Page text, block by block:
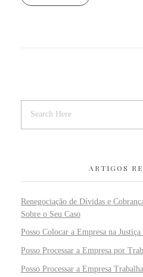
ARTIGOS
Renegociação de Dívidas e
Sobre o Seu Caso
Posso Colocar a Empresa na
Posso Processar a Empresa por
Posso Processar a Empresa